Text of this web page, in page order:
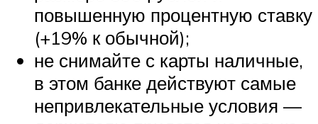
повышенную процентную ставку
(+19% к обычной);
не снимайте с карты наличные,
в этом банке действуют самые
непривлекательные условия —